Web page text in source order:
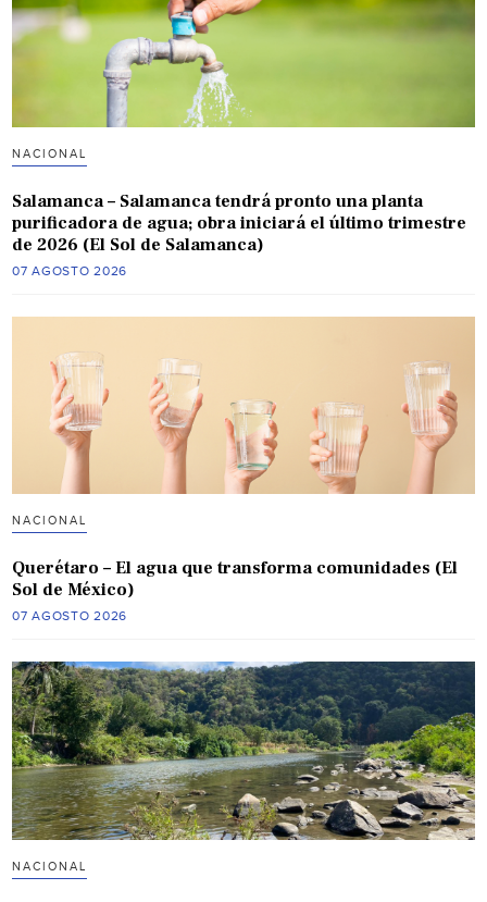
NACIONAL
Salamanca – Salamanca tendrá pronto una planta
purificadora de agua; obra iniciará el último trimestre
de 2026 (El Sol de Salamanca)
07 AGOSTO 2026
NACIONAL
Querétaro – El agua que transforma comunidades (El
Sol de México)
07 AGOSTO 2026
NACIONAL